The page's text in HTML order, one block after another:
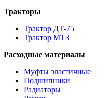
Тракторы
Трактор ДТ-75
Трактор МТЗ
Расходные материалы
Муфты эластичные
Подшипники
Радиаторы